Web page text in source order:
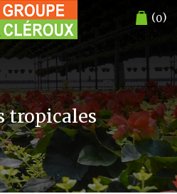
(0)
tropicales